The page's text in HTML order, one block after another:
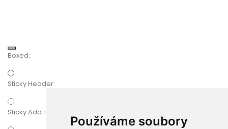
Používáme soubory
Boxed:
Sticky Header:
Sticky Add To Cart